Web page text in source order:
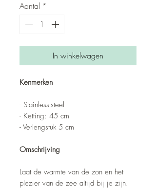
Aantal *
In winkelwagen
Kenmerken
- Stainless-steel
- Ketting: 45 cm
- Verlengstuk 5 cm
Omschrijving
Laat de warmte van de zon en het
plezier van de zee altijd bij je zijn.